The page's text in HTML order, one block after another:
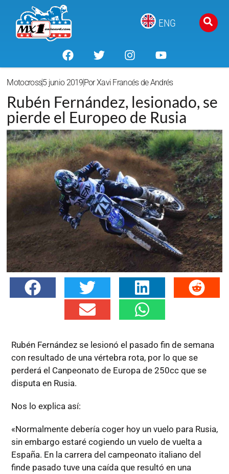
ENG
Motocross5 junio 2019 PorXavi Francés de Andrés
Rubén Fernández, lesionado, se
pierde el Europeo de Rusia
Rubén Fernández se lesionó el pasado fin de semana
con resultado de una vértebra rota, por lo que se
perderá el Canpeonato de Europa de 250cc que se
disputa en Rusia.
Nos lo explica así:
«Normalmente debería coger hoy un vuelo para Rusia,
sin embargo estaré cogiendo un vuelo de vuelta a
España. En la carrera del campeonato italiano del
finde pasado tuve una caída que resultó en una